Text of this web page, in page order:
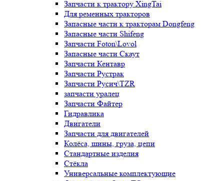
Запчасти к трактору XingTai
Для ременных тракторов
Запасные части к тракторам Dongfeng
Запасные части Shifeng
Запчасти Foton\Lovol
Запасные части Скаут
Запчасти Кентавр
Запчасти Рустрак
Запчасти Русич\TZR
запчасти уралец
Запчасти Файтер
Гидравлика
Двигатели
Запчасти для двигателей
Колёса, шины, груза, цепи
Стандартные изделия
Стёкла
Универсальные комплектующие